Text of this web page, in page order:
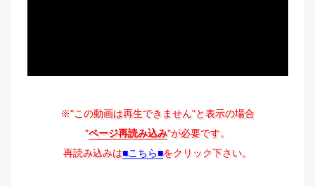
※"この動画は再生できません"と表示の場合
"ページ再読み込み"が必要です。
再読み込みは■こちら■をクリック下さい。